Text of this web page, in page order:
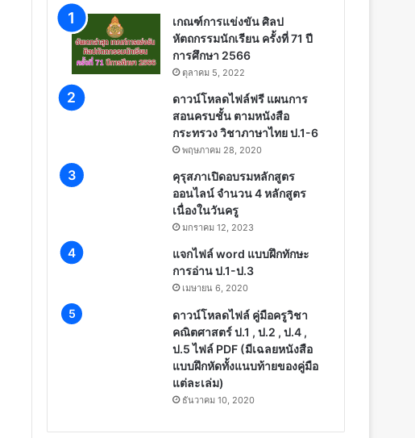
เกณฑ์การแข่งขัน ศิลป
หัตถกรรมนักเรียน ครั้งที่ 71 ปี
การศึกษา 2566
ตุลาคม 5, 2022
ดาวน์โหลดไฟล์ฟรี แผนการ
สอนครบชั้น ตามหนังสือ
กระทรวง วิชาภาษาไทย ป.1-6
พฤษภาคม 28, 2020
คุรุสภาเปิดอบรมหลักสูตร
ออนไลน์ จำนวน 4 หลักสูตร
เนื่องในวันครู
มกราคม 12, 2023
แจกไฟล์ word แบบฝึกทักษะ
การอ่าน ป.1-ป.3
เมษายน 6, 2020
ดาวน์โหลดไฟล์ คู่มือครูวิชา
คณิตศาสตร์ ป.1 , ป.2 , ป.4 ,
ป.5 ไฟล์ PDF (มีเฉลยหนังสือ
แบบฝึกหัดทั้งแนบท้ายของคู่มือ
แต่ละเล่ม)
ธันวาคม 10, 2020